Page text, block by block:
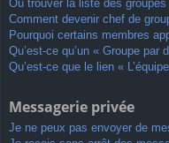
Où trouver la liste des
Comment devenir chef de
Pourquoi certains membres
Qu’est-ce qu’un « Groupe par
Qu’est-ce que le lien «
Messagerie privée
Je ne peux pas envoyer de